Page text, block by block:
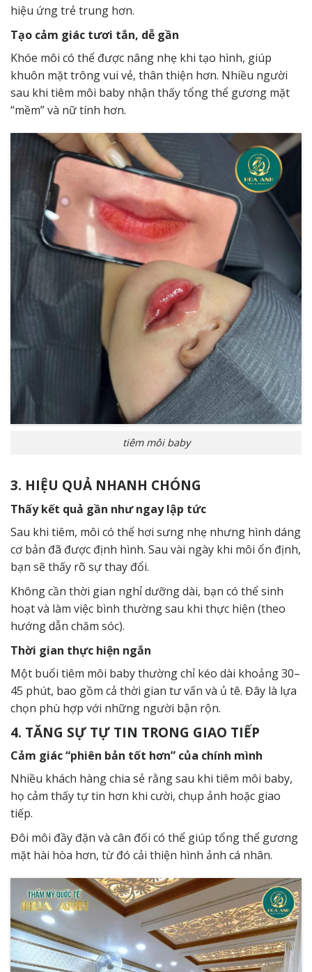
hiệu ứng trẻ trung hơn.
Tạo cảm giác tươi tắn, dễ gần
Khóe môi có thể được nâng nhẹ khi tạo hình, giúp
khuôn mặt trông vui vẻ, thân thiện hơn. Nhiều người
sau khi tiêm môi baby nhận thấy tổng thể gương mặt
“mềm” và nữ tính hơn.
tiêm môi baby
3. HIỆU QUẢ NHANH CHÓNG
Thấy kết quả gần như ngay lập tức
Sau khi tiêm, môi có thể hơi sưng nhẹ nhưng hình dáng
cơ bản đã được định hình. Sau vài ngày khi môi ổn định,
bạn sẽ thấy rõ sự thay đổi.
Không cần thời gian nghỉ dưỡng dài, bạn có thể sinh
hoạt và làm việc bình thường sau khi thực hiện (theo
hướng dẫn chăm sóc).
Thời gian thực hiện ngắn
Một buổi tiêm môi baby thường chỉ kéo dài khoảng 30–
45 phút, bao gồm cả thời gian tư vấn và ủ tê. Đây là lựa
chọn phù hợp với những người bận rộn.
4. TĂNG SỰ TỰ TIN TRONG GIAO TIẾP
Cảm giác “phiên bản tốt hơn” của chính mình
Nhiều khách hàng chia sẻ rằng sau khi tiêm môi baby,
họ cảm thấy tự tin hơn khi cười, chụp ảnh hoặc giao
tiếp.
Đôi môi đầy đặn và cân đối có thể giúp tổng thể gương
mặt hài hòa hơn, từ đó cải thiện hình ảnh cá nhân.